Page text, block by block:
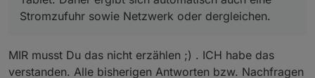
Du bekommst aber Lösungen/Empfehlungen und
Nachfragen für "all-in-one" Tablet-Lösungen.
Betrachtungswinkel, möglichst groß (meistens
178 Grad)
Stromzufuhr sowie Netzwerk oder dergleichen.
MIR musst Du das nicht erzählen ;) . ICH habe das
verstanden. Alle bisherigen Antworten bzw. Nachfragen